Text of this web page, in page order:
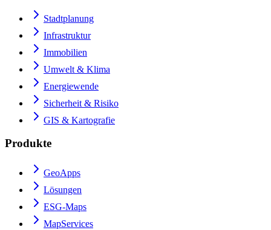
Stadtplanung
Infrastruktur
Immobilien
Umwelt & Klima
Energiewende
Sicherheit & Risiko
GIS & Kartografie
Produkte
GeoApps
Lösungen
ESG-Maps
MapServices